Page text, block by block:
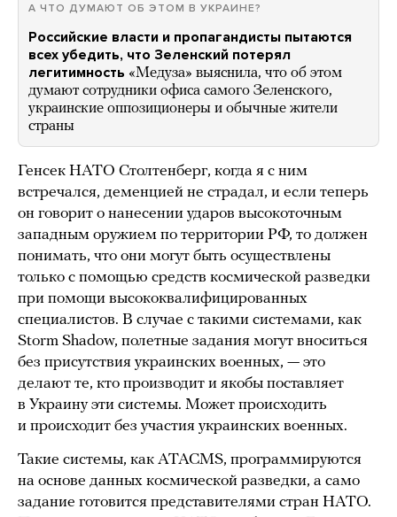
А ЧТО ДУМАЮТ ОБ ЭТОМ В УКРАИНЕ?
Российские власти и пропагандисты пытаются
всех убедить, что Зеленский потерял
легитимность «Медуза» выяснила, что об этом
думают сотрудники офиса самого Зеленского,
украинские оппозиционеры и обычные жители
страны
Генсек НАТО Столтенберг, когда я с ним
встречался, деменцией не страдал, и если теперь
он говорит о нанесении ударов высокоточным
западным оружием по территории РФ, то должен
понимать, что они могут быть осуществлены
только с помощью средств космической разведки
при помощи высококвалифицированных
специалистов. В случае с такими системами, как
Storm Shadow, полетные задания могут вноситься
без присутствия украинских военных, — это
делают те, кто производит и якобы поставляет
в Украину эти системы. Может происходить
и происходит без участия украинских военных.
Такие системы, как ATACMS, программируются
на основе данных космической разведки, а само
задание готовится представителями стран НАТО.